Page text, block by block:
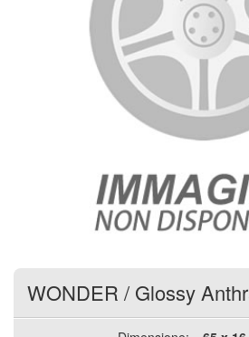
WONDER / Glossy